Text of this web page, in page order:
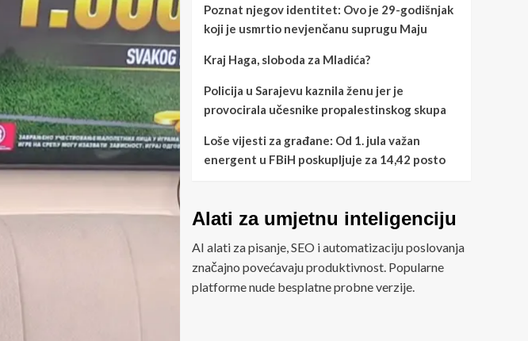
Poznat njegov identitet: Ovo je 29-godišnjak
koji je usmrtio nevjenčanu suprugu Maju
Kraj Haga, sloboda za Mladića?
Policija u Sarajevu kaznila ženu jer je
provocirala učesnike propalestinskog skupa
Loše vijesti za građane: Od 1. jula važan
energent u FBiH poskupljuje za 14,42 posto
Alati za umjetnu inteligenciju
AI alati za pisanje, SEO i automatizaciju poslovanja
značajno povećavaju produktivnost. Popularne
platforme nude besplatne probne verzije.